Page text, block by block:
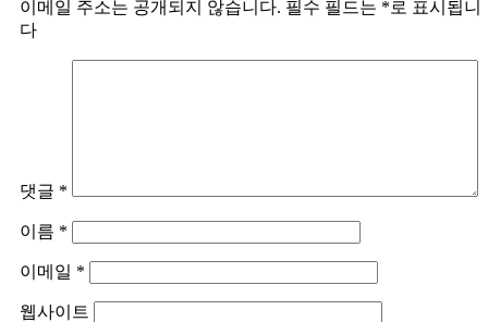
이메일 주소는 공개되지 않습니다. 필수 필드는 *로 표시됩니
다
댓글 *
이름 *
이메일 *
웹사이트